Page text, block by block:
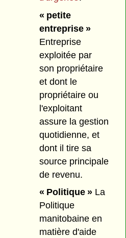
« petite
entreprise »
Entreprise
exploitée par
son propriétaire
et dont le
propriétaire ou
l'exploitant
assure la gestion
quotidienne, et
dont il tire sa
source principale
de revenu.
« Politique »La
Politique
manitobaine en
matière d'aide